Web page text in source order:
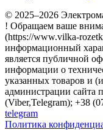
© 2025–2026
! Обращаем ваше
(https://www.vilka-
информационный
является публичной
информации о
указанных товаров и
администрации сайта
(Viber,Telegram); +38
telegram
Политика